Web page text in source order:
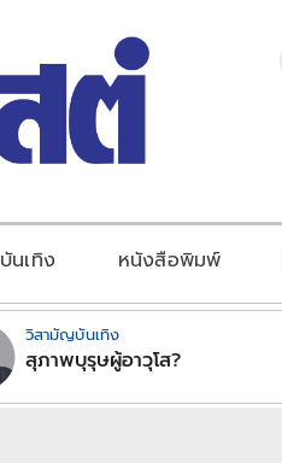
บันเทิง หนังสือพิมพ์
วิสามัญบันเทิง
สุภาพบุรุษผู้อาวุโส?